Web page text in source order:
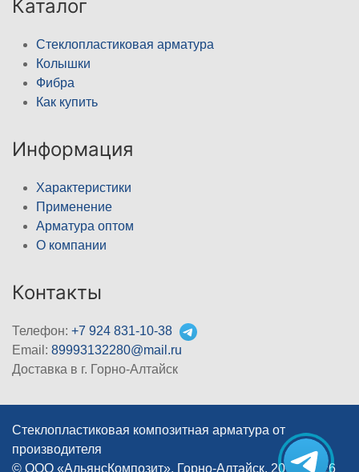
Каталог
Стеклопластиковая арматура
Колышки
Фибра
Как купить
Информация
Характеристики
Применение
Арматура оптом
О компании
Контакты
Телефон: +7 924 831-10-38
Email: 89993132280@mail.ru
Доставка в г. Горно-Алтайск
Стеклопластиковая композитная арматура от
производителя
© ООО «АльянсКомпозит», Горно-Алтайск, 2012–2026